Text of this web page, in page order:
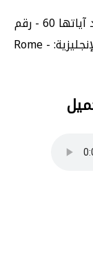
| سورة الروم | Rum - عدد آياتها 60 - رقم
السورة في المصحف: 30 - معنى السورة بالإنجليزية: Rome -